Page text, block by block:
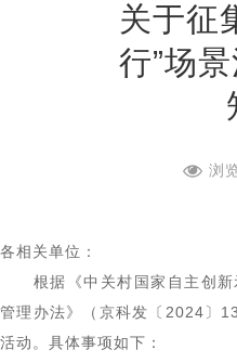
关于征
行”场
浏
各相关单位：
根据《中关村国家自主创新
管理办法》（京科发〔2024〕
活动。具体事项如下：